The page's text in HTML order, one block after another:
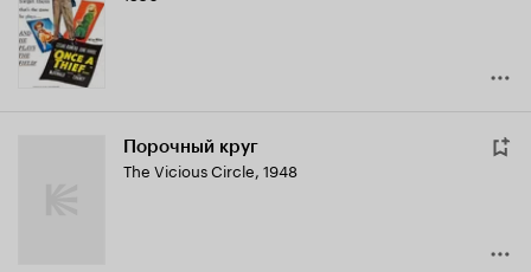
Порочный круг
The Vicious Circle, 1948